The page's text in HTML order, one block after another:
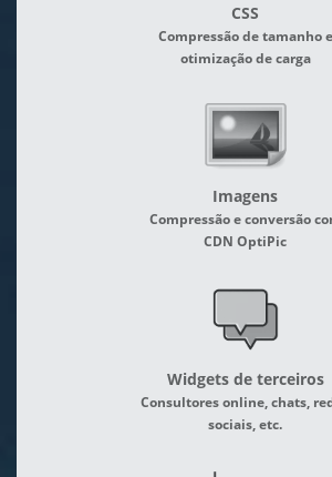
CSS
Compressão de tamanho e
otimização de carga
Imagens
Compressão e conversão
CDN OptiPic
Widgets de terceiros
Consultores online, chats,
sociais, etc.